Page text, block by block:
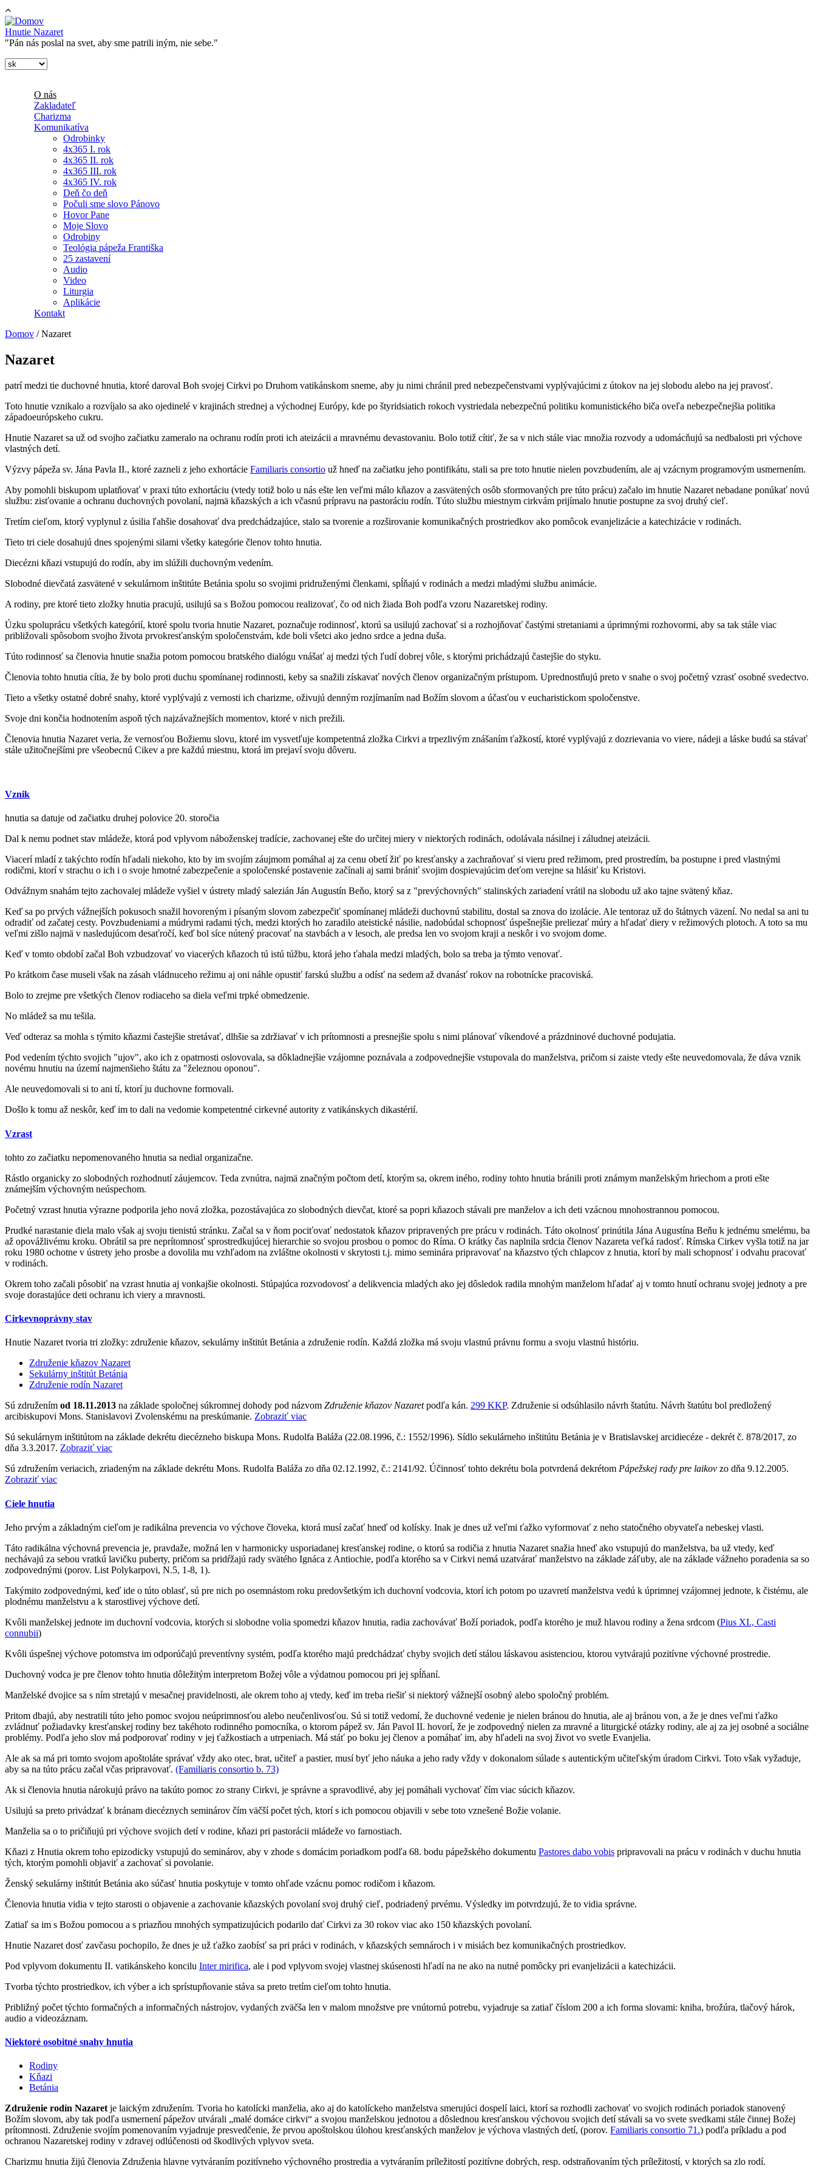
Skočiť na hlavný obsah
Hnutie Nazaret
"Pán nás poslal na svet, aby sme patrili iným, nie sebe."
O nás
Zakladateľ
Charizma
Komunikatíva
Odrobinky
4x365 I. rok
4x365 II. rok
4x365 III. rok
4x365 IV. rok
Deň čo deň
Počuli sme slovo Pánovo
Hovor Pane
Moje Slovo
Odrobiny
Teológia pápeža Františka
25 zastavení
Audio
Video
Liturgia
Aplikácie
Kontakt
Domov /Nazaret
Nazaret
patrí medzi tie duchovné hnutia, ktoré daroval Boh svojej Cirkvi po Druhom vatikánskom sneme, aby ju nimi chránil pred nebezpečenstvami vyplývajúcimi z útokov na jej slobodu alebo na jej pravosť.
Toto hnutie vznikalo a rozvíjalo sa ako ojedinelé v krajinách strednej a východnej Európy, kde po štyridsiatich rokoch vystriedala nebezpečnú politiku komunistického biča oveľa nebezpečnejšia politika
západoeurópskeho cukru.
Hnutie Nazaret sa už od svojho začiatku zameralo na ochranu rodín proti ich ateizácii a mravnému devastovaniu. Bolo totiž cítiť, že sa v nich stále viac množia rozvody a udomácňujú sa nedbalosti pri výchove
vlastných detí.
Výzvy pápeža sv. Jána Pavla II., ktoré zazneli z jeho exhortácie Familiaris consortio už hneď na začiatku jeho pontifikátu, stali sa pre toto hnutie nielen povzbudením, ale aj vzácnym programovým usmernením.
Aby pomohli biskupom uplatňovať v praxi túto exhortáciu (vtedy totiž bolo u nás ešte len veľmi málo kňazov a zasvätených osôb sformovaných pre túto prácu) začalo im hnutie Nazaret nebadane ponúkať novú
službu: zisťovanie a ochranu duchovných povolaní, najmä kňazských a ich včasnú prípravu na pastoráciu rodín. Túto službu miestnym cirkvám prijímalo hnutie postupne za svoj druhý cieľ.
Tretím cieľom, ktorý vyplynul z úsilia ľahšie dosahovať dva predchádzajúce, stalo sa tvorenie a rozširovanie komunikačných prostriedkov ako pomôcok evanjelizácie a katechizácie v rodinách.
Tieto tri ciele dosahujú dnes spojenými silami všetky kategórie členov tohto hnutia.
Diecézni kňazi vstupujú do rodín, aby im slúžili duchovným vedením.
Slobodné dievčatá zasvätené v sekulárnom inštitúte Betánia spolu so svojimi pridruženými členkami, spĺňajú v rodinách a medzi mladými službu animácie.
A rodiny, pre ktoré tieto zložky hnutia pracujú, usilujú sa s Božou pomocou realizovať, čo od nich žiada Boh podľa vzoru Nazaretskej rodiny.
Úzku spoluprácu všetkých kategórií, ktoré spolu tvoria hnutie Nazaret, poznačuje rodinnosť, ktorú sa usilujú zachovať si a rozhojňovať častými stretaniami a úprimnými rozhovormi, aby sa tak stále viac
približovali spôsobom svojho života prvokresťanským spoločenstvám, kde boli všetci ako jedno srdce a jedna duša.
Túto rodinnosť sa členovia hnutie snažia potom pomocou bratského dialógu vnášať aj medzi tých ľudí dobrej vôle, s ktorými prichádzajú častejšie do styku.
Členovia tohto hnutia cítia, že by bolo proti duchu spomínanej rodinnosti, keby sa snažili získavať nových členov organizačným prístupom. Uprednostňujú preto v snahe o svoj početný vzrasť osobné svedectvo.
Tieto a všetky ostatné dobré snahy, ktoré vyplývajú z vernosti ich charizme, oživujú denným rozjímaním nad Božím slovom a účasťou v eucharistickom spoločenstve.
Svoje dni končia hodnotením aspoň tých najzávažnejších momentov, ktoré v nich prežili.
Členovia hnutia Nazaret veria, že vernosťou Božiemu slovu, ktoré im vysvetľuje kompetentná zložka Cirkvi a trpezlivým znášaním ťažkostí, ktoré vyplývajú z dozrievania vo viere, nádeji a láske budú sa stávať
stále užitočnejšími pre všeobecnú Cikev a pre každú miestnu, ktorá im prejaví svoju dôveru.
Vznik
hnutia sa datuje od začiatku druhej polovice 20. storočia
Dal k nemu podnet stav mládeže, ktorá pod vplyvom náboženskej tradície, zachovanej ešte do určitej miery v niektorých rodinách, odolávala násilnej i záludnej ateizácii.
Viacerí mladí z takýchto rodín hľadali niekoho, kto by im svojím záujmom pomáhal aj za cenu obetí žiť po kresťansky a zachraňovať si vieru pred režimom, pred prostredím, ba postupne i pred vlastnými
rodičmi, ktorí v strachu o ich i o svoje hmotné zabezpečenie a spoločenské postavenie začínali aj sami brániť svojim dospievajúcim deťom verejne sa hlásiť ku Kristovi.
Odvážnym snahám tejto zachovalej mládeže vyšiel v ústrety mladý salezián Ján Augustín Beňo, ktorý sa z "prevýchovných" stalinských zariadení vrátil na slobodu už ako tajne svätený kňaz.
Keď sa po prvých vážnejších pokusoch snažil hovoreným i písaným slovom zabezpečiť spomínanej mládeži duchovnú stabilitu, dostal sa znova do izolácie. Ale tentoraz už do štátnych väzení. No nedal sa ani tu
odradiť od začatej cesty. Povzbudeniami a múdrymi radami tých, medzi ktorých ho zaradilo ateistické násilie, nadobúdal schopnosť úspešnejšie preliezať múry a hľadať diery v režimových plotoch. A toto sa mu
veľmi zišlo najmä v nasledujúcom desaťročí, keď bol síce nútený pracovať na stavbách a v lesoch, ale predsa len vo svojom kraji a neskôr i vo svojom dome.
Keď v tomto období začal Boh vzbudzovať vo viacerých kňazoch tú istú túžbu, ktorá jeho ťahala medzi mladých, bolo sa treba ja týmto venovať.
Po krátkom čase museli však na zásah vládnuceho režimu aj oni náhle opustiť farskú službu a odísť na sedem až dvanásť rokov na robotnícke pracoviská.
Bolo to zrejme pre všetkých členov rodiaceho sa diela veľmi trpké obmedzenie.
No mládež sa mu tešila.
Veď odteraz sa mohla s týmito kňazmi častejšie stretávať, dlhšie sa zdržiavať v ich prítomnosti a presnejšie spolu s nimi plánovať víkendové a prázdninové duchovné podujatia.
Pod vedením týchto svojich "ujov", ako ich z opatrnosti oslovovala, sa dôkladnejšie vzájomne poznávala a zodpovednejšie vstupovala do manželstva, pričom si zaiste vtedy ešte neuvedomovala, že dáva vznik
novému hnutiu na území najmenšieho štátu za "železnou oponou".
Ale neuvedomovali si to ani tí, ktorí ju duchovne formovali.
Došlo k tomu až neskôr, keď im to dali na vedomie kompetentné cirkevné autority z vatikánskych dikastérií.
Vzrast
tohto zo začiatku nepomenovaného hnutia sa nedial organizačne.
Rástlo organicky zo slobodných rozhodnutí záujemcov. Teda zvnútra, najmä značným počtom detí, ktorým sa, okrem iného, rodiny tohto hnutia bránili proti známym manželským hriechom a proti ešte
známejším výchovným neúspechom.
Početný vzrast hnutia výrazne podporila jeho nová zložka, pozostávajúca zo slobodných dievčat, ktoré sa popri kňazoch stávali pre manželov a ich deti vzácnou mnohostrannou pomocou.
Prudké narastanie diela malo však aj svoju tienistú stránku. Začal sa v ňom pociťovať nedostatok kňazov pripravených pre prácu v rodinách. Táto okolnosť prinútila Jána Augustína Beňu k jednému smelému, ba
až opovážlivému kroku. Obrátil sa pre neprítomnosť sprostredkujúcej hierarchie so svojou prosbou o pomoc do Ríma. O krátky čas naplnila srdcia členov Nazareta veľká radosť. Rímska Cirkev vyšla totiž na jar
roku 1980 ochotne v ústrety jeho prosbe a dovolila mu vzhľadom na zvláštne okolnosti v skrytosti t.j. mimo seminára pripravovať na kňazstvo tých chlapcov z hnutia, ktorí by mali schopnosť i odvahu pracovať
v rodinách.
Okrem toho začali pôsobiť na vzrast hnutia aj vonkajšie okolnosti. Stúpajúca rozvodovosť a delikvencia mladých ako jej dôsledok radila mnohým manželom hľadať aj v tomto hnutí ochranu svojej jednoty a pre
svoje dorastajúce deti ochranu ich viery a mravnosti.
Cirkevnoprávny stav
Hnutie Nazaret tvoria tri zložky: združenie kňazov, sekulárny inštitút Betánia a združenie rodín. Každá zložka má svoju vlastnú právnu formu a svoju vlastnú históriu.
Združenie kňazov Nazaret
Sekulárny inštitút Betánia
Združenie rodín Nazaret
Sú združením od 18.11.2013 na základe spoločnej súkromnej dohody pod názvom Združenie kňazov Nazaretpodľa kán. 299 KKP. Združenie si odsúhlasilo návrh štatútu. Návrh štatútu bol predložený
arcibiskupovi Mons. Stanislavovi Zvolenskému na preskúmanie. Zobraziť viac
Sú sekulárnym inštitútom na základe dekrétu diecézneho biskupa Mons. Rudolfa Baláža (22.08.1996, č.: 1552/1996). Sídlo sekulárneho inštitútu Betánia je v Bratislavskej arcidiecéze - dekrét č. 878/2017, zo
dňa 3.3.2017. Zobraziť viac
Sú združením veriacich, zriadeným na základe dekrétu Mons. Rudolfa Baláža zo dňa 02.12.1992, č.: 2141/92. Účinnosť tohto dekrétu bola potvrdená dekrétom Pápežskej rady pre laikov zo dňa 9.12.2005.
Zobraziť viac
Ciele hnutia
Jeho prvým a základným cieľom je radikálna prevencia vo výchove človeka, ktorá musí začať hneď od kolísky. Inak je dnes už veľmi ťažko vyformovať z neho statočného obyvateľa nebeskej vlasti.
Táto radikálna výchovná prevencia je, pravdaže, možná len v harmonicky usporiadanej kresťanskej rodine, o ktorú sa rodičia z hnutia Nazaret snažia hneď ako vstupujú do manželstva, ba už vtedy, keď
nechávajú za sebou vratkú lavičku puberty, pričom sa pridŕžajú rady svätého Ignáca z Antiochie, podľa ktorého sa v Cirkvi nemá uzatvárať manželstvo na základe záľuby, ale na základe vážneho poradenia sa so
zodpovednými (porov. List Polykarpovi, N.5, 1-8, 1).
Takýmito zodpovednými, keď ide o túto oblasť, sú pre nich po osemnástom roku predovšetkým ich duchovní vodcovia, ktorí ich potom po uzavretí manželstva vedú k úprimnej vzájomnej jednote, k čistému, ale
plodnému manželstvu a k starostlivej výchove detí.
Kvôli manželskej jednote im duchovní vodcovia, ktorých si slobodne volia spomedzi kňazov hnutia, radia zachovávať Boží poriadok, podľa ktorého je muž hlavou rodiny a žena srdcom (Pius XI., Casti
connubii)
Kvôli úspešnej výchove potomstva im odporúčajú preventívny systém, podľa ktorého majú predchádzať chyby svojich detí stálou láskavou asistenciou, ktorou vytvárajú pozitívne výchovné prostredie.
Duchovný vodca je pre členov tohto hnutia dôležitým interpretom Božej vôle a výdatnou pomocou pri jej spĺňaní.
Manželské dvojice sa s ním stretajú v mesačnej pravidelnosti, ale okrem toho aj vtedy, keď im treba riešiť si niektorý vážnejší osobný alebo spoločný problém.
Pritom dbajú, aby nestratili túto jeho pomoc svojou neúprimnosťou alebo neučenlivosťou. Sú si totiž vedomí, že duchovné vedenie je nielen bránou do hnutia, ale aj bránou von, a že je dnes veľmi ťažko
zvládnuť požiadavky kresťanskej rodiny bez takéhoto rodinného pomocníka, o ktorom pápež sv. Ján Pavol II. hovorí, že je zodpovedný nielen za mravné a liturgické otázky rodiny, ale aj za jej osobné a sociálne
problémy. Podľa jeho slov má podporovať rodiny v jej ťažkostiach a utrpeniach. Má stáť po boku jej členov a pomáhať im, aby hľadeli na svoj život vo svetle Evanjelia.
Ale ak sa má pri tomto svojom apoštoláte správať vždy ako otec, brat, učiteľ a pastier, musí byť jeho náuka a jeho rady vždy v dokonalom súlade s autentickým učiteľským úradom Cirkvi. Toto však vyžaduje,
aby sa na túto prácu začal včas pripravovať. (Familiaris consortio b. 73)
Ak si členovia hnutia nárokujú právo na takúto pomoc zo strany Cirkvi, je správne a spravodlivé, aby jej pomáhali vychovať čím viac súcich kňazov.
Usilujú sa preto privádzať k bránam diecéznych seminárov čím väčší počet tých, ktorí s ich pomocou objavili v sebe toto vznešené Božie volanie.
Manželia sa o to pričiňujú pri výchove svojich detí v rodine, kňazi pri pastorácii mládeže vo farnostiach.
Kňazi z Hnutia okrem toho epizodicky vstupujú do seminárov, aby v zhode s domácim poriadkom podľa 68. bodu pápežského dokumentu Pastores dabo vobis pripravovali na prácu v rodinách v duchu hnutia
tých, ktorým pomohli objaviť a zachovať si povolanie.
Ženský sekulárny inštitút Betánia ako súčasť hnutia poskytuje v tomto ohľade vzácnu pomoc rodičom i kňazom.
Členovia hnutia vidia v tejto starosti o objavenie a zachovanie kňazských povolaní svoj druhý cieľ, podriadený prvému. Výsledky im potvrdzujú, že to vidia správne.
Zatiaľ sa im s Božou pomocou a s priazňou mnohých sympatizujúcich podarilo dať Cirkvi za 30 rokov viac ako 150 kňazských povolaní.
Hnutie Nazaret dosť zavčasu pochopilo, že dnes je už ťažko zaobísť sa pri práci v rodinách, v kňazských semnároch i v misiách bez komunikačných prostriedkov.
Pod vplyvom dokumentu II. vatikánskeho koncilu Inter mirifica, ale i pod vplyvom svojej vlastnej skúsenosti hľadí na ne ako na nutné pomôcky pri evanjelizácii a katechizácii.
Tvorba týchto prostriedkov, ich výber a ich sprístupňovanie stáva sa preto tretím cieľom tohto hnutia.
Približný počet týchto formačných a informačných nástrojov, vydaných zväčša len v malom množstve pre vnútornú potrebu, vyjadruje sa zatiaľ číslom 200 a ich forma slovami: kniha, brožúra, tlačový hárok,
audio a videozáznam.
Niektoré osobitné snahy hnutia
Rodiny
Kňazi
Betánia
Združenie rodín Nazaretje laickým združením. Tvoria ho katolícki manželia, ako aj do katolíckeho manželstva smerujúci dospelí laici, ktorí sa rozhodli zachovať vo svojich rodinách poriadok stanovený
Božím slovom, aby tak podľa usmernení pápežov utvárali „malé domáce cirkvi“ a svojou manželskou jednotou a dôslednou kresťanskou výchovou svojich detí stávali sa vo svete svedkami stále činnej Božej
prítomnosti. Združenie svojím pomenovaním vyjadruje presvedčenie, že prvou apoštolskou úlohou kresťanských manželov je výchova vlastných detí, (porov. Familiaris consortio 71.) podľa príkladu a pod
ochranou Nazaretskej rodiny v zdravej odlúčenosti od škodlivých vplyvov sveta.
Charizmu hnutia žijú členovia Združenia hlavne vytváraním pozitívneho výchovného prostredia a vytváraním príležitostí pozitívne dobrých, resp. odstraňovaním tých príležitostí, v ktorých sa zlo rodí.